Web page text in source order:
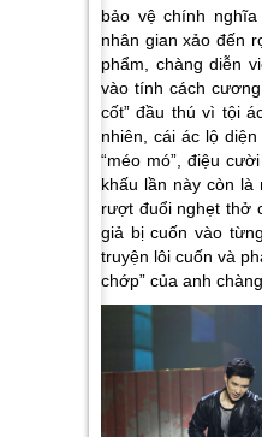
bảo vệ chính
nhân gian xảo đến
phẩm, chàng diễn
vào tính cách
cốt” đầu thú vì tội
nhiên, cái ác lộ
“méo mó”, điệu
khấu lần này còn là
rượt đuổi nghẹt thở
giả bị cuốn vào
truyện lôi cuốn và
chớp” của anh chàng.